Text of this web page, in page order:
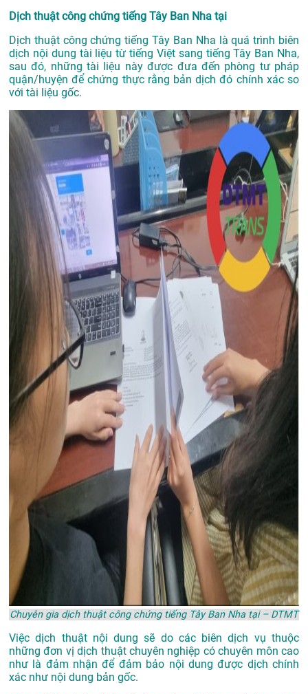
Dịch thuật công chứng tiếng Tây Ban Nha tại
Dịch thuật công chứng tiếng Tây Ban Nha là quá trình biên
dịch nội dung tài liệu từ tiếng Việt sang tiếng Tây Ban Nha,
sau đó, những tài liệu này được đưa đến phòng tư pháp
quận/huyện để chứng thực rằng bản dịch đó chính xác so
với tài liệu gốc.
Chuyên gia dịch thuật công chứng tiếng Tây Ban Nha tại – DTMT
Việc dịch thuật nội dung sẽ do các biên dịch vụ thuộc
những đơn vị dịch thuật chuyên nghiệp có chuyên môn cao
như là đảm nhận để đảm bảo nội dung được dịch chính
xác như nội dung bản gốc.